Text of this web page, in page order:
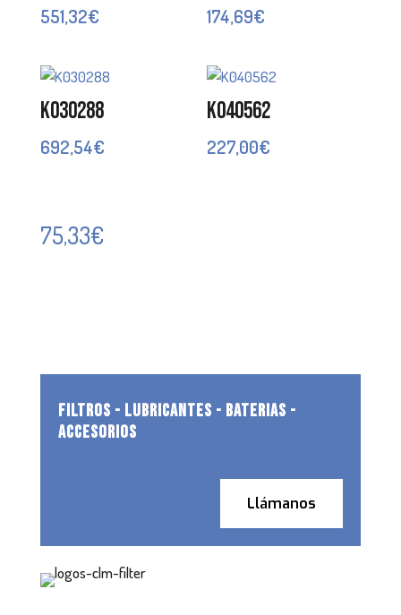
551,32€ 174,69€
K030288
692,54€
K040562
227,00€
75,33€
FILTROS - LUBRICANTES - BATERIAS -
ACCESORIOS
Llámanos